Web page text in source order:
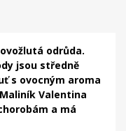
odrůda.
jsou středně
s ovocným aroma
Valentina
a má